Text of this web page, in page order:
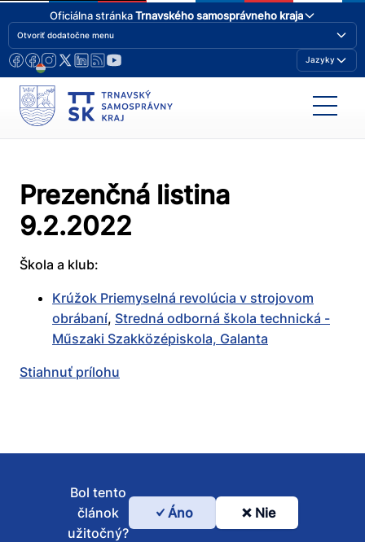
Oficiálna stránkaTrnavského samosprávneho kraja
Otvoriť dodatočne menu
Jazyky
Prezenčná listina
9.2.2022
Škola a klub:
Krúžok Priemyselná revolúcia v strojovom
obrábaní, Stredná odborná škola technická -
Műszaki Szakközépiskola, Galanta
Stiahnuť prílohu
Bol
Bol tento
článok
užitočný?
Áno Nie